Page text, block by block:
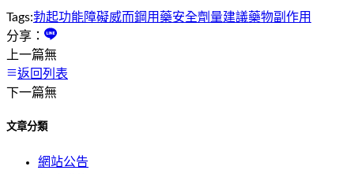
Tags:勃起功能障礙威而鋼用藥安全劑量建議藥物副作用
分享：
上一篇無
返回列表
下一篇無
文章分類
網站公告